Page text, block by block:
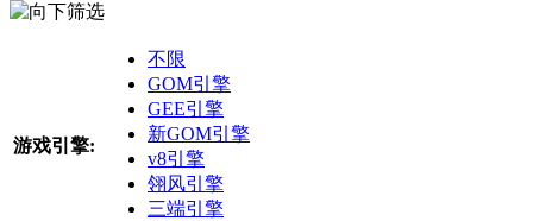
筛选
游戏引擎:
不限
GOM引擎
GEE引擎
新GOM引擎
v8引擎
翎风引擎
三端引擎